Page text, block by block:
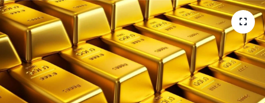
Teknoloji
Resmi İlanlar
Yaşam
Künye
Gizlilik Sözleşmesi